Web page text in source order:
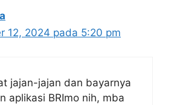
12, 2024 pada 5:20 pm
jajan-jajan dan bayarnya
aplikasi BRImo nih, mba